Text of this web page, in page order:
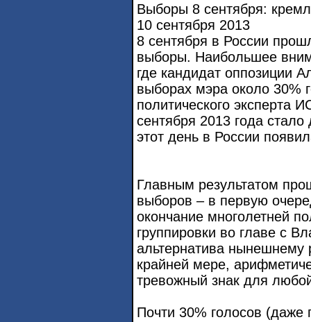
Выборы 8 сентября:
10 сентября 2013
8 сентября в России
выборы. Наибольшее
где кандидат оппозиции
выборах мэра около 30%
политического
сентября 2013 года
этот день в России
Главным результатом
выборов – в первую
окончание многолетней
группировки во главе с
альтернатива
крайней мере,
тревожный знак для
Почти 30% голосов